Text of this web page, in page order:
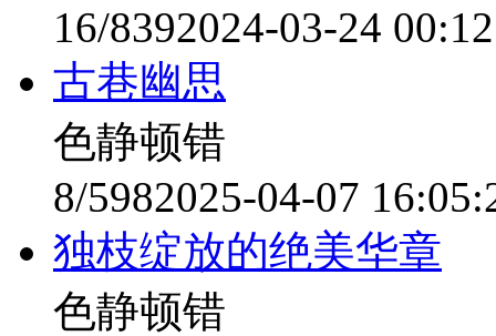
16/8392024-03-24
古巷幽思
色静顿错
8/5982025-04-07
独枝绽放的绝美华章
色静顿错